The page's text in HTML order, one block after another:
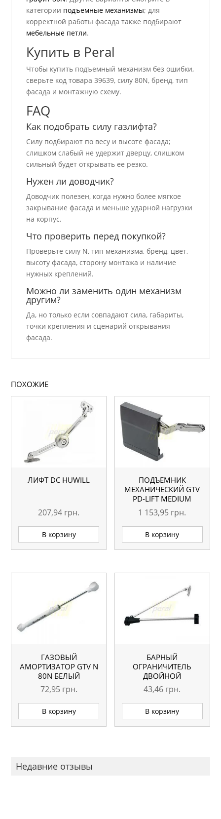
категории подъемные механизмы; для
корректной работы фасада также подбирают
мебельные петли.
Купить в Peral
Чтобы купить подъемный механизм без ошибки,
сверьте код товара 39639, силу 80N, бренд, тип
фасада и монтажную схему.
FAQ
Как подобрать силу газлифта?
Силу подбирают по весу и высоте фасада;
слишком слабый не удержит дверцу, слишком
сильный будет открывать ее резко.
Нужен ли доводчик?
Доводчик полезен, когда нужно более мягкое
закрывание фасада и меньше ударной нагрузки
на корпус.
Что проверить перед покупкой?
Проверьте силу N, тип механизма, бренд, цвет,
высоту фасада, сторону монтажа и наличие
нужных креплений.
Можно ли заменить один механизм
другим?
Да, но только если совпадают сила, габариты,
точки крепления и сценарий открывания
фасада.
ПОХОЖИЕ
ЛИФТ DC HUWILL
207,94 грн.
В корзину
ПОДЪЕМНИК
МЕХАНИЧЕСКИЙ GTV
PD-LIFT MEDIUM
1 153,95 грн.
В корзину
ГАЗОВЫЙ
АМОРТИЗАТОР GTV N
80N БЕЛЫЙ
72,95 грн.
В корзину
БАРНЫЙ
ОГРАНИЧИТЕЛЬ
ДВОЙНОЙ
43,46 грн.
В корзину
Недавние отзывы